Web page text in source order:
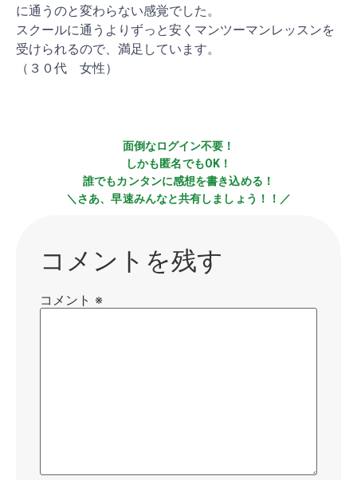
に通うのと変わらない感覚でした。
スクールに通うよりずっと安くマンツーマンレッスンを
受けられるので、満足しています。
（３０代 女性）
面倒なログイン不要！
しかも匿名でもOK！
誰でもカンタンに感想を書き込める！
＼さあ、早速みんなと共有しましょう！！／
コメントを残す
コメント ※